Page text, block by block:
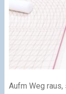
Aufm Weg